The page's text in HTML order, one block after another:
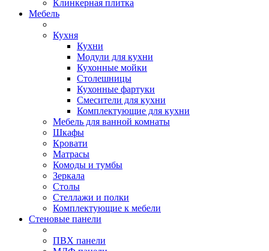
Клинкерная плитка
Мебель
Кухня
Кухни
Модули для кухни
Кухонные мойки
Столешницы
Кухонные фартуки
Смесители для кухни
Комплектующие для кухни
Мебель для ванной комнаты
Шкафы
Кровати
Матрасы
Комоды и тумбы
Зеркала
Столы
Стеллажи и полки
Комплектующие к мебели
Стеновые панели
ПВХ панели